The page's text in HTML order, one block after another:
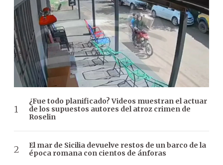
¿Fue todo planificado? Videos muestran el actuar
de los supuestos autores del atroz crimen de
Roselin
El mar de Sicilia devuelve restos de un barco de la
época romana con cientos de ánforas